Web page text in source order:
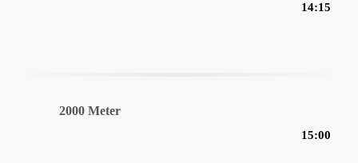
14:15
2000 Meter
15:00